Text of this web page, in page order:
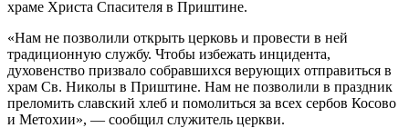
храме Христа Спасителя в Приштине.
«Нам не позволили открыть церковь и провести в ней
традиционную службу. Чтобы избежать инцидента,
духовенство призвало собравшихся верующих отправиться в
храм Св. Николы в Приштине. Нам не позволили в праздник
преломить славский хлеб и помолиться за всех сербов Косово
и Метохии», — сообщил служитель церкви.